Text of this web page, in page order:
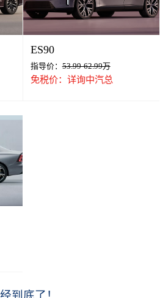
ES90
指导价：53.99-62.99万
免税价：详询中汽总